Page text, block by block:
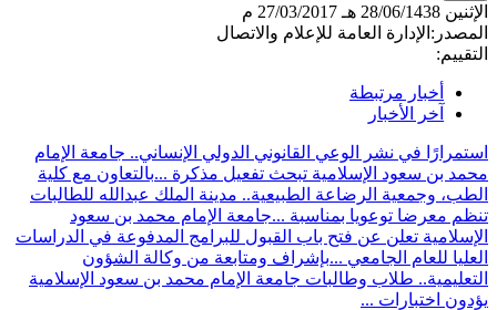
الإثنين 28/06/1438 هـ
27/03/2017 م
المصدر: الإدارة العامة للإعلام والاتصال
التقييم:
أخبار مرتبطة
آخر الأخبار
استمرارًا في نشر الوعي القانوني الدولي الإنساني.. جامعة الإمام
محمد بن سعود الإسلامية تبحث تفعيل مذكرة ...بالتعاون مع كلية
الطب، وجمعية الرضاعة الطبيعية.. مدينة الملك عبدالله للطالبات
تنظم معرضا توعويا بمناسبة ...جامعة الإمام محمد بن سعود
الإسلامية تعلن عن فتح باب القبول للبرامج المدفوعة في الدراسات
العليا للعام الجامعي ...بإشراف ومتابعة من وكالة الشؤون
التعليمية.. طلاب وطالبات جامعة الإمام محمد بن سعود الإسلامية
يؤدون اختبارات ...